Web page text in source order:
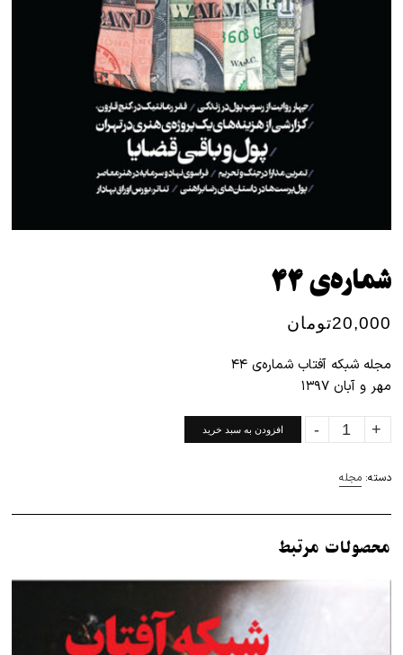
شماره‌ی ۴۴
20,000تومان
مجله شبکه آفتاب شماره‌ی ۴۴
مهر و آبان ۱۳۹۷
شماره‌ی
۴۴
عدد
افزودن به سبد خرید
دسته: مجله
محصولات مرتبط